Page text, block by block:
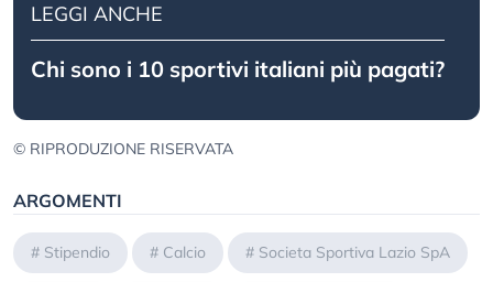
LEGGI ANCHE
Chi sono i 10 sportivi italiani più pagati?
© RIPRODUZIONE RISERVATA
ARGOMENTI
# Stipendio # Calcio # Societa Sportiva Lazio SpA